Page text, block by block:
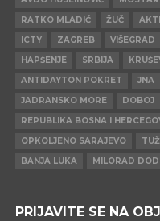
RATKO MLADIĆ
ŽUČ
ICTY
ZAGREB VIŠEGRAD
HAPŠENJE
SRBIJA
ANTIDAYTON POKRET
JNA
JADRANSKO MORE
DOBOJ
REPUBLIKA BOSNA I
OPKOLJENO SARAJEVO
BANJA LUKA
MILORAD
PRIJAVITE SE NA